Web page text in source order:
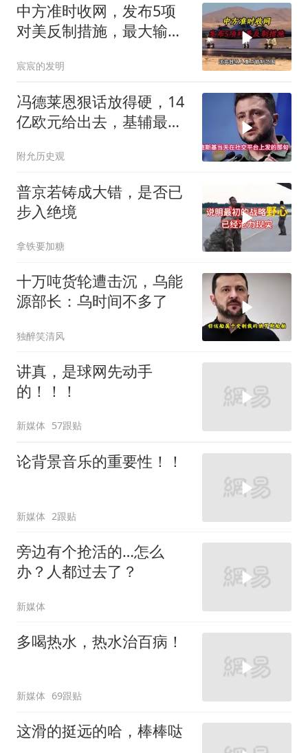
中方准时收网，发布5项
对美反制措施，最大输家
宸宸的发明
冯德莱恩狠话放得硬，14
亿欧元给出去，基辅最缺
附允历史观
普京若铸成大错，是否已
步入绝境
拿铁要加糖
十万吨货轮遭击沉，乌能
源部长：乌时间不多了
独醉笑清风
讲真，是球网先动手
的！！！
新媒体 57跟贴
论背景音乐的重要性！！
新媒体 2跟贴
旁边有个抢活的…怎么
办？人都过去了？
新媒体
多喝热水，热水治百病！
新媒体 69跟贴
这滑的挺远的哈，棒棒哒